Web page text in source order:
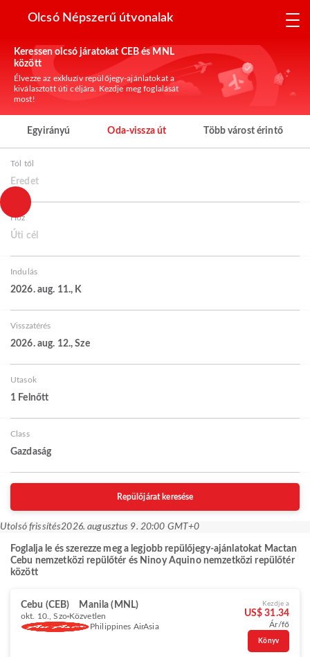
Olcsó Népszerű útvonalak
Keressen olcsó járatokat CEB és MNL
között
Élvezze az exkluzív repülőjegy-ajánlatokat a
kiválasztott úti céljára. Kezdje meg foglalását
most!
Egyirányú Oda-vissza út Több várost érintő
Tól től
Eredet
Hoz
Úti cél
Indulás
2026. aug. 11., K
Visszatérés
2026. aug. 12., Sze
Utasok
1 Felnőtt
Class
Gazdaság
Repülőjárat keresése
Utolsó frissítés2026. augusztus 9. 20:00 GMT+0
Foglalja le és szerezze meg a legjobb repülőjegy-ajánlatokat Mactan
Cebu nemzetközi repülőtér és Ninoy Aquino nemzetközi repülőtér
között
Cebu (CEB) Manila (MNL)
okt. 10., Szo Közvetlen
Philippines AirAsia
Kezdje a
US$ 31.34
Ár/fő
Könyv